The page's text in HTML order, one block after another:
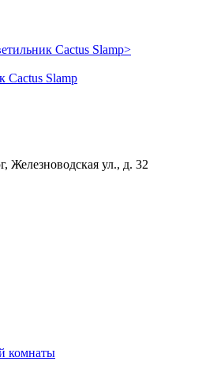
Cactus Slamp
Железноводская ул., д. 32
комнаты